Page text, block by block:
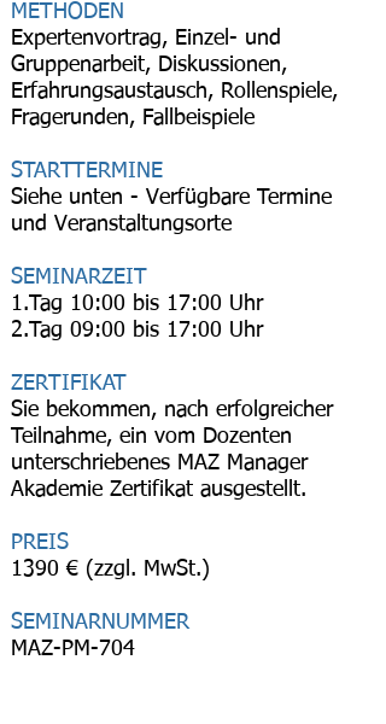
METHODEN
Expertenvortrag, Einzel- und
Gruppenarbeit, Diskussionen,
Erfahrungsaustausch, Rollenspiele,
Fragerunden, Fallbeispiele
STARTTERMINE
Siehe unten - Verfügbare Termine
und Veranstaltungsorte
SEMINARZEIT
1.Tag 10:00 bis 17:00 Uhr
2.Tag 09:00 bis 17:00 Uhr
ZERTIFIKAT
Sie bekommen, nach erfolgreicher
Teilnahme, ein vom Dozenten
unterschriebenes MAZ Manager
Akademie Zertifikat ausgestellt.
PREIS
1390 € (zzgl. MwSt.)
SEMINARNUMMER
MAZ-PM-704